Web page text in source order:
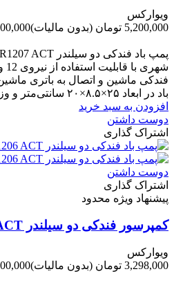
ویوارکس
5,200,000 تومان
(بدون مالیات)6,000,000
فندکی ماشین و اتصال به باتری
باد در ابعاد ۲۵×۸.۵×۲۰ سانتی‌متر و وزن...
افزودن به سبد خرید
دوست داشتن
اشتراک گذاری
دوست داشتن
اشتراک گذاری
پیشنهاد ویژه محدود
کمپرسور فندکی دو سیلندر VR1206 ACT ویوارکس
ویوارکس
3,298,000 تومان
(بدون مالیات)3,700,000